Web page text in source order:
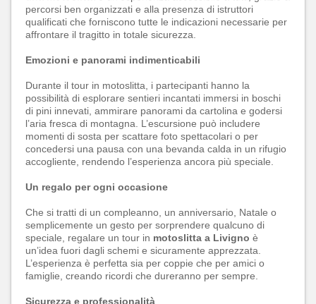
percorsi ben organizzati e alla presenza di istruttori
qualificati che forniscono tutte le indicazioni necessarie per
affrontare il tragitto in totale sicurezza.
Emozioni e panorami indimenticabili
Durante il tour in motoslitta, i partecipanti hanno la
possibilità di esplorare sentieri incantati immersi in boschi
di pini innevati, ammirare panorami da cartolina e godersi
l’aria fresca di montagna. L’escursione può includere
momenti di sosta per scattare foto spettacolari o per
concedersi una pausa con una bevanda calda in un rifugio
accogliente, rendendo l’esperienza ancora più speciale.
Un regalo per ogni occasione
Che si tratti di un compleanno, un anniversario, Natale o
semplicemente un gesto per sorprendere qualcuno di
speciale, regalare un tour in motoslitta a Livigno è
un’idea fuori dagli schemi e sicuramente apprezzata.
L’esperienza è perfetta sia per coppie che per amici o
famiglie, creando ricordi che dureranno per sempre.
Sicurezza e professionalità